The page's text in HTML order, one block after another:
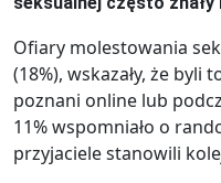
Ofiary molestowania
(18%), wskazały, że
poznani online lub
11% wspomniało o
przyjaciele stanowili